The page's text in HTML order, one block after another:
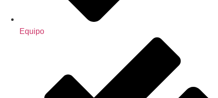
Equipo